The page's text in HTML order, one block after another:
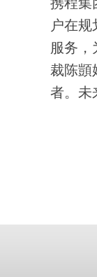
户在
服务，
裁陈顗
者。未